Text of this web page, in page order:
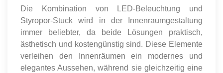
Die Kombination von LED-Beleuchtung und
Styropor-Stuck wird in der Innenraumgestaltung
immer beliebter, da beide Lösungen praktisch,
ästhetisch und kostengünstig sind. Diese Elemente
verleihen den Innenräumen ein modernes und
elegantes Aussehen, während sie gleichzeitig eine